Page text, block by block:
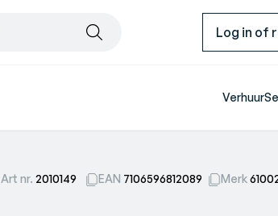
Log in of
Verhuur
Art nr.2010149 EAN 7106596812089 Merk